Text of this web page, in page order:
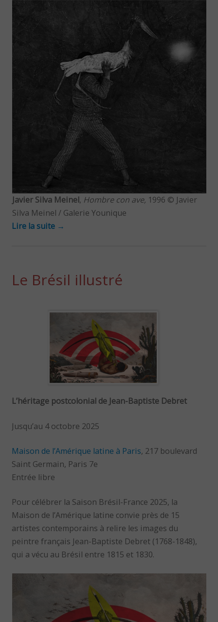
Javier Silva Meinel, Hombre con ave, 1996 © Javier
Silva Meinel / Galerie Younique
Lire la suite →
Le Brésil illustré
L’héritage postcolonial de Jean-Baptiste Debret
Jusqu’au 4 octobre 2025
Maison de l’Amérique latine à Paris, 217 boulevard
Saint Germain, Paris 7e
Entrée libre
Pour célébrer la Saison Brésil-France 2025, la
Maison de l’Amérique latine convie près de 15
artistes contemporains à relire les images du
peintre français Jean-Baptiste Debret (1768-1848),
qui a vécu au Brésil entre 1815 et 1830.